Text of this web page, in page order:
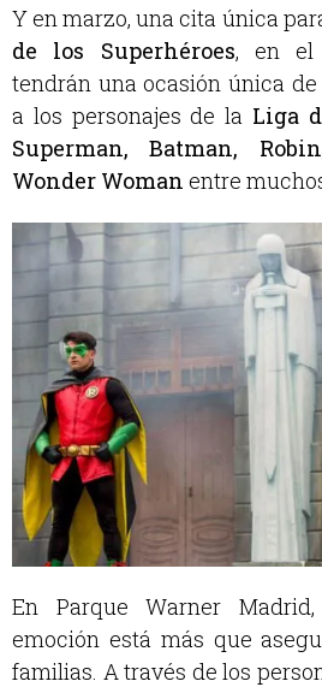
Y en marzo, una cita única
de los Superhéroes, en el
tendrán una ocasión única
a los personajes de la Liga
Superman, Batman,
Wonder Woman entre
En Parque Warner
emoción está más que
familias. A través de los